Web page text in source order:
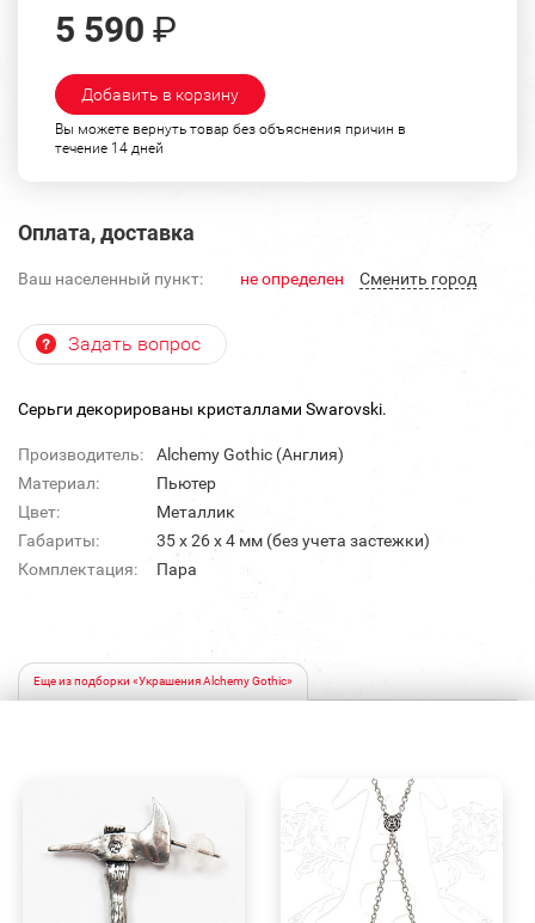
5 590 ₽
Добавить в корзину
Вы можете вернуть товар без объяснения причин в
течение 14 дней
Оплата, доставка
Ваш населенный пункт: не определен Cменить город
Задать вопрос
Серьги декорированы кристаллами Swarovski.
Производитель:
Alchemy Gothic (Англия)
Материал:
Пьютер
Цвет:
Металлик
Габариты:
35 х 26 х 4 мм (без учета застежки)
Комплектация:
Пара
Еще из подборки «Украшения Alchemy Gothic»